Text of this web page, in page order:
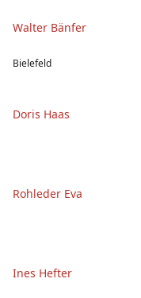
Walter Bänfer
Bielefeld
Doris Haas
Rohleder Eva
Ines Hefter